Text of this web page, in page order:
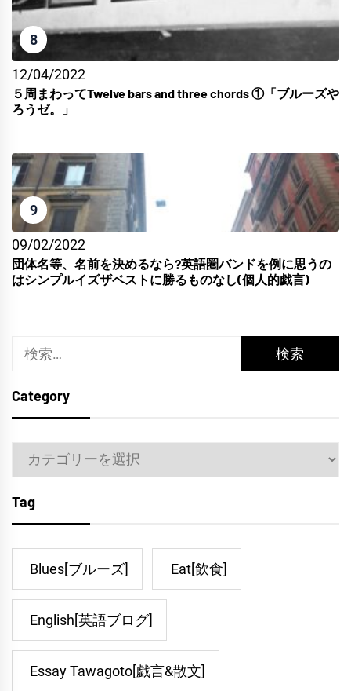
8
12/04/2022
５周まわってTwelve bars and three chords ①「ブルーズや
ろうゼ。」
9
09/02/2022
団体名等、名前を決めるなら?英語圏バンドを例に思うの
はシンプルイズザベストに勝るものなし(個人的戯言)
Category
Category
Tag
Blues[ブルーズ] Eat[飲食]
English[英語ブログ]
Essay Tawagoto[戯言&散文]